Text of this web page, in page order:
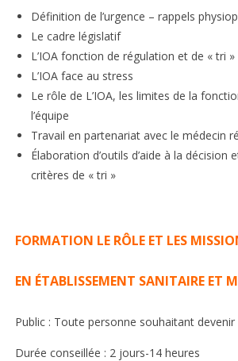
Définition de l’urgence – rappels
Le cadre législatif
L’IOA fonction de régulation et de « tri »
L’IOA face au stress
Le rôle de L’IOA, les limites de la
l’équipe
Travail en partenariat avec le médecin
Élaboration d’outils d’aide à la décision
critères de « tri »
FORMATION LE RÔLE ET LES
EN ÉTABLISSEMENT SANITAIRE ET
Public : Toute personne souhaitant
Durée conseillée : 2 jours-14 heures